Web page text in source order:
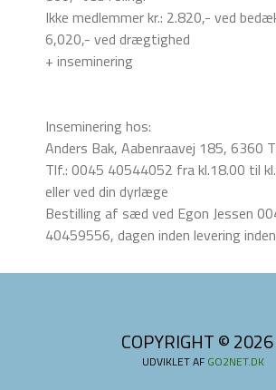
Ikke medlemmer kr.: 2.820,- ved
6,020,- ved drægtighed
+ inseminering
Inseminering hos:
Anders Bak, Aabenraavej 185, 6360
Tlf.: 0045 40544052 fra kl.18.00 til
eller ved din dyrlæge
Bestilling af sæd ved Egon Jessen
40459556, dagen inden levering
COPYRIGHT ©
UDVIKLET AF GO2NET.DK